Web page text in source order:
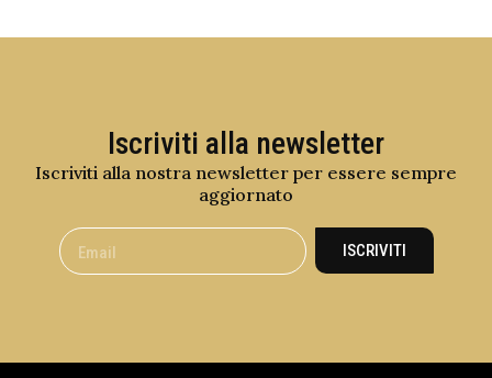
Iscriviti alla newsletter
Iscriviti alla nostra newsletter per essere sempre
aggiornato
ISCRIVITI